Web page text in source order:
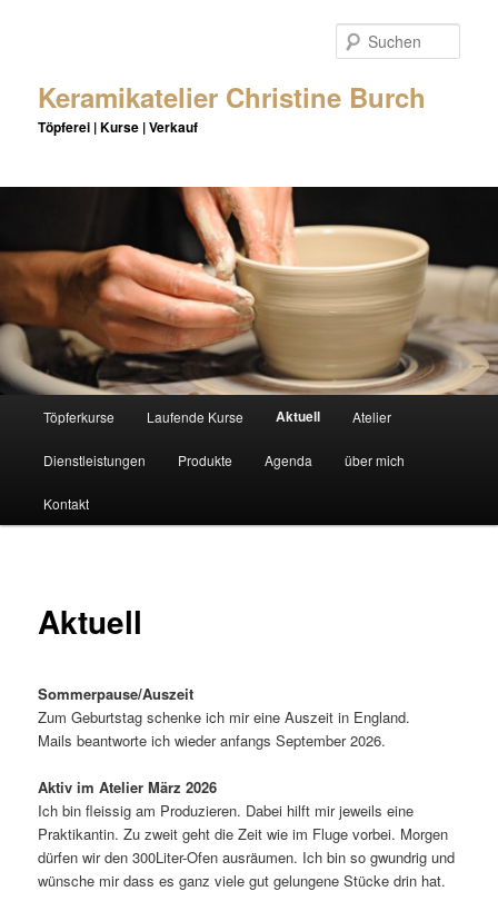
Keramikatelier Christine Burch
Töpferei | Kurse | Verkauf
Töpferkurse Laufende Kurse Aktuell Atelier
Dienstleistungen Produkte Agenda über mich
Kontakt
Aktuell
Sommerpause/Auszeit
Zum Geburtstag schenke ich mir eine Auszeit in England.
Mails beantworte ich wieder anfangs September 2026.
Aktiv im Atelier März 2026
Ich bin fleissig am Produzieren. Dabei hilft mir jeweils eine
Praktikantin. Zu zweit geht die Zeit wie im Fluge vorbei. Morgen
dürfen wir den 300Liter-Ofen ausräumen. Ich bin so gwundrig und
wünsche mir dass es ganz viele gut gelungene Stücke drin hat.